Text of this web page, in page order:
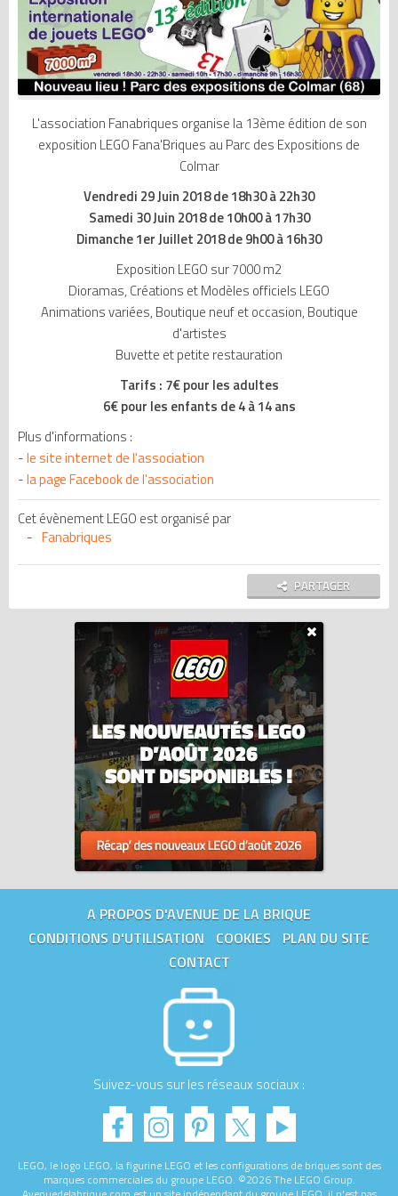
L'association Fanabriques organise la 13ème édition de son
exposition LEGO Fana'Briques au Parc des Expositions de
Colmar
Vendredi 29 Juin 2018 de 18h30 à 22h30
Samedi 30 Juin 2018 de 10h00 à 17h30
Dimanche 1er Juillet 2018 de 9h00 à 16h30
Exposition LEGO sur 7000 m2
Dioramas, Créations et Modèles officiels LEGO
Animations variées, Boutique neuf et occasion, Boutique
d'artistes
Buvette et petite restauration
Tarifs : 7€ pour les adultes
6€ pour les enfants de 4 à 14 ans
Plus d'informations :
-le site internet de l'association
-la page Facebook de l'association
Cet évènement LEGO est organisé par
Fanabriques
PARTAGER
A PROPOS D'AVENUE DE LA BRIQUE
CONDITIONS D'UTILISATION
COOKIES
PLAN DU SITE
CONTACT
Suivez-vous sur les réseaux sociaux :
LEGO, le logo LEGO, la figurine LEGO et les configurations de briques sont des
marques commerciales du groupe LEGO. ©2026 The LEGO Group.